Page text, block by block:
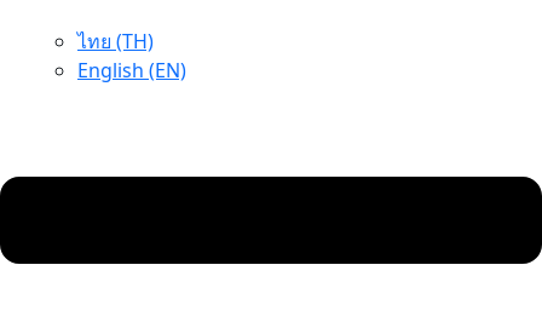
ไทย (TH)
English (EN)